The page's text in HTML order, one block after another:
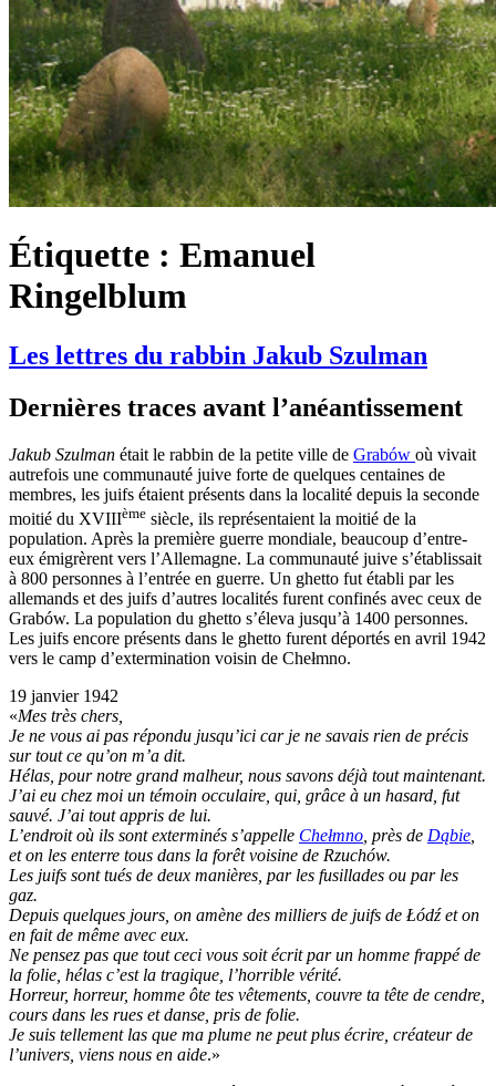
Étiquette : Emanuel
Ringelblum
Les lettres du rabbin Jakub Szulman
Dernières traces avant l’anéantissement
Jakub Szulman était le rabbin de la petite ville de Grabów où vivait
autrefois une communauté juive forte de quelques centaines de
membres, les juifs étaient présents dans la localité depuis la seconde
moitié du XVIIIème siècle, ils représentaient la moitié de la
population. Après la première guerre mondiale, beaucoup d’entre-
eux émigrèrent vers l’Allemagne. La communauté juive s’établissait
à 800 personnes à l’entrée en guerre. Un ghetto fut établi par les
allemands et des juifs d’autres localités furent confinés avec ceux de
Grabów. La population du ghetto s’éleva jusqu’à 1400 personnes.
Les juifs encore présents dans le ghetto furent déportés en avril 1942
vers le camp d’extermination voisin de Chełmno.
19 janvier 1942
«Mes très chers,
Je ne vous ai pas répondu jusqu’ici car je ne savais rien de précis
sur tout ce qu’on m’a dit.
Hélas, pour notre grand malheur, nous savons déjà tout maintenant.
J’ai eu chez moi un témoin occulaire, qui, grâce à un hasard, fut
sauvé. J’ai tout appris de lui.
L’endroit où ils sont exterminés s’appelle Chełmno , près de Dąbie
et on les enterre tous dans la forêt voisine de Rzuchów.
Les juifs sont tués de deux manières, par les fusillades ou par les
gaz.
Depuis quelques jours, on amène des milliers de juifs de Łódź et on
en fait de même avec eux.
Ne pensez pas que tout ceci vous soit écrit par un homme frappé de
la folie, hélas c’est la tragique, l’horrible vérité.
Horreur, horreur, homme ôte tes vêtements, couvre ta tête de cendre,
cours dans les rues et danse, pris de folie.
Je suis tellement las que ma plume ne peut plus écrire, créateur de
l’univers, viens nous en aide.»